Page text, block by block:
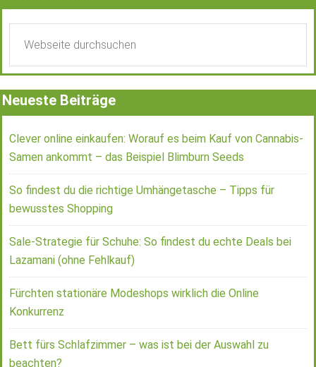
Neueste Beiträge
Clever online einkaufen: Worauf es beim Kauf von Cannabis-
Samen ankommt – das Beispiel Blimburn Seeds
So findest du die richtige Umhängetasche – Tipps für
bewusstes Shopping
Sale-Strategie für Schuhe: So findest du echte Deals bei
Lazamani (ohne Fehlkauf)
Fürchten stationäre Modeshops wirklich die Online
Konkurrenz
Bett fürs Schlafzimmer – was ist bei der Auswahl zu
beachten?